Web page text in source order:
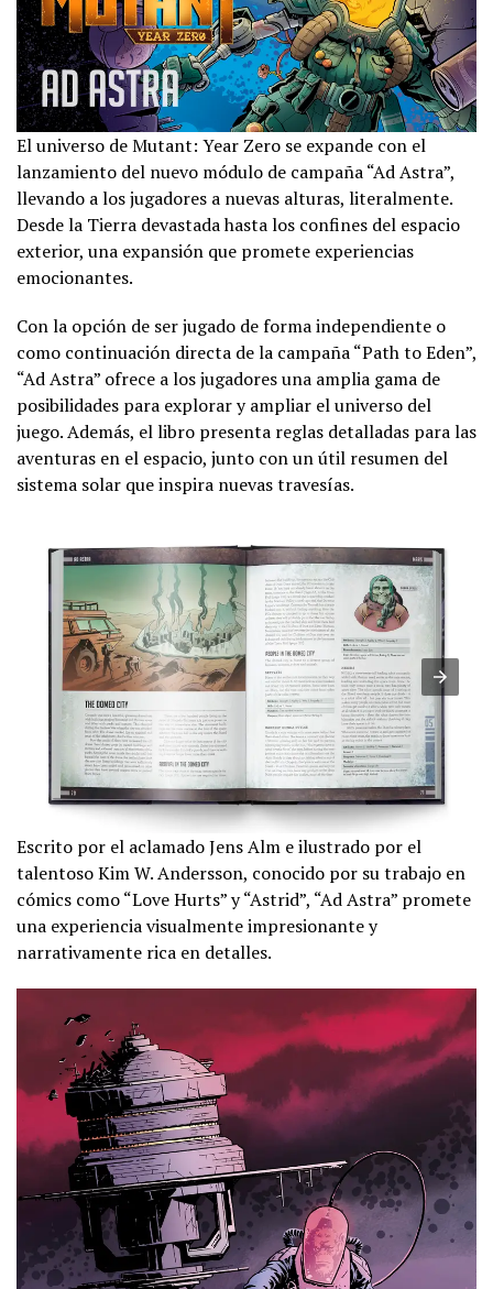
El universo de Mutant: Year Zero se expande con el
lanzamiento del nuevo módulo de campaña “Ad Astra”,
llevando a los jugadores a nuevas alturas, literalmente.
Desde la Tierra devastada hasta los confines del espacio
exterior, una expansión que promete experiencias
emocionantes.
Con la opción de ser jugado de forma independiente o
como continuación directa de la campaña “Path to Eden”,
“Ad Astra” ofrece a los jugadores una amplia gama de
posibilidades para explorar y ampliar el universo del
juego. Además, el libro presenta reglas detalladas para las
aventuras en el espacio, junto con un útil resumen del
sistema solar que inspira nuevas travesías.
Escrito por el aclamado Jens Alm e ilustrado por el
talentoso Kim W. Andersson, conocido por su trabajo en
cómics como “Love Hurts” y “Astrid”, “Ad Astra” promete
una experiencia visualmente impresionante y
narrativamente rica en detalles.